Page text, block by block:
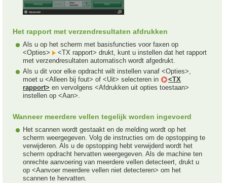
Het rapport met verzendresultaten afdrukken
Als u op het scherm met basisfuncties voor faxen op
<Opties>
<TX rapport> drukt, kunt u instellen dat het rapport
met verzendresultaten automatisch wordt afgedrukt.
Als u dit voor elke opdracht wilt instellen vanaf <Opties>,
moet u <Alleen bij fout> of <Uit> selecteren in
<TX
rapport> en vervolgens <Afdrukken uit opties toestaan>
instellen op <Aan>.
Wanneer meerdere vellen tegelijk worden ingevoerd
Het scannen wordt gestaakt en de melding wordt op het
scherm weergegeven. Volg de instructies om de opstopping te
verwijderen. Als u de opstopping hebt verwijderd wordt het
scherm opdracht hervatten weergegeven. Als de machine ten
onrechte aanvoering van meerdere vellen detecteert, drukt u
op <Aanvoer meerdere vellen niet detecteren> om het
scannen te hervatten.